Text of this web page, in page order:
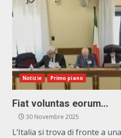
Notizie Primo piano
Fiat voluntas eorum…
30 Novembre 2025
L’Italia si trova di fronte a